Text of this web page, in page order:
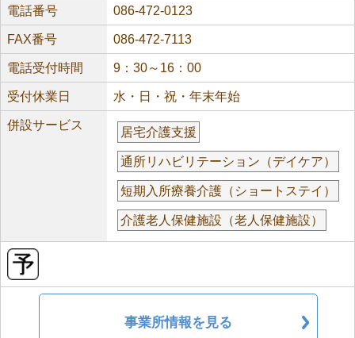
電話番号 086-472-0123
FAX番号 086-472-7113
電話受付時間 9：30～16：00
受付休業日 水・日・祝・年末年始
併設サービス
居宅介護支援
通所リハビリテーション（デイケア）
短期入所療養介護（ショートステイ）
介護老人保健施設（老人保健施設）
事業所情報を見る